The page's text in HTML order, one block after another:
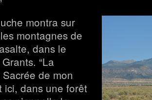
montra sur
montagnes de
dans le
“La
de mon
ici, dans une forêt